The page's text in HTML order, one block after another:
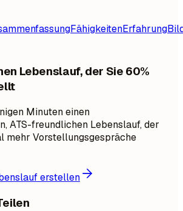
FähigkeitenErfahrung
Lebenslauf, der Sie 60%
Minuten einen
ATS-freundlichen Lebenslauf, der
mehr Vorstellungsgespräche
erstellen